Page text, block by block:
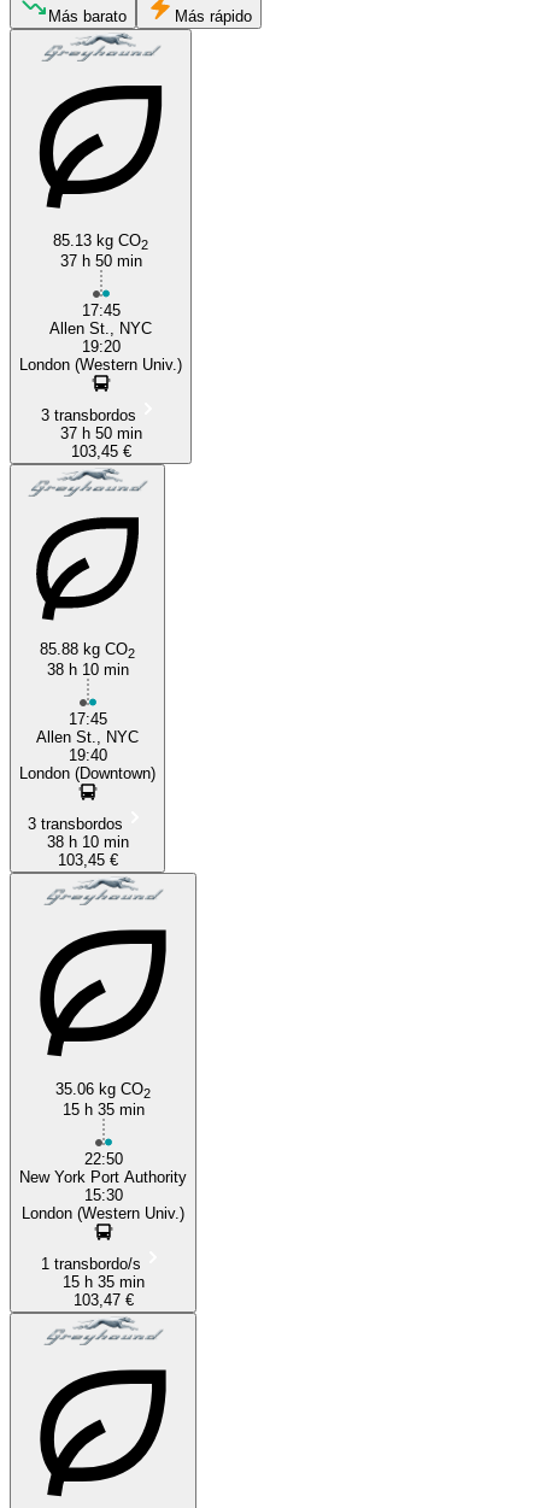
London, Ontario
Más barato Más rápido
85.13 kg CO2
37 h 50 min
17:45
Allen St., NYC
19:20
London (Western Univ.)
3 transbordos
37 h 50 min
103,45 €
85.88 kg CO2
38 h 10 min
17:45
Allen St., NYC
19:40
London (Downtown)
3 transbordos
38 h 10 min
103,45 €
35.06 kg CO2
15 h 35 min
22:50
New York Port Authority
15:30
London (Western Univ.)
1 transbordo/s
15 h 35 min
103,47 €